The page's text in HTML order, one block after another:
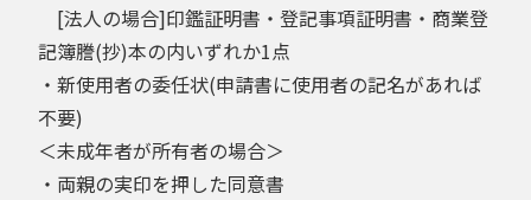
[法人の場合]印鑑証明書・登記事項証明書・商業登
記簿謄(抄)本の内いずれか1点
・新使用者の委任状(申請書に使用者の記名があれば
不要)
＜未成年者が所有者の場合＞
・両親の実印を押した同意書